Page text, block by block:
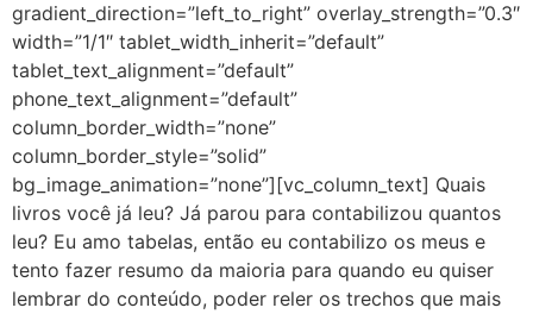
gradient_direction=”left_to_right” overlay_strength=”0.3″
width=”1/1″ tablet_width_inherit=”default”
tablet_text_alignment=”default”
phone_text_alignment=”default”
column_border_width=”none”
column_border_style=”solid”
bg_image_animation=”none”][vc_column_text] Quais
livros você já leu? Já parou para contabilizou quantos
leu? Eu amo tabelas, então eu contabilizo os meus e
tento fazer resumo da maioria para quando eu quiser
lembrar do conteúdo, poder reler os trechos que mais